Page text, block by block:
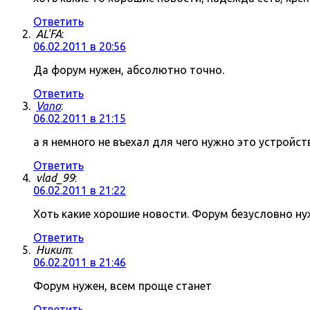
Ответить
AL'FA:
06.02.2011 в 20:56
Да форум нужен, абсолютно точно.
Ответить
Vano:
06.02.2011 в 21:15
а я немного не въехал для чего нужно это
Ответить
vlad_99:
06.02.2011 в 21:22
Хоть какие хорошие новости. Форум безусловно
Ответить
Никит:
06.02.2011 в 21:46
Форум нужен, всем проще станет